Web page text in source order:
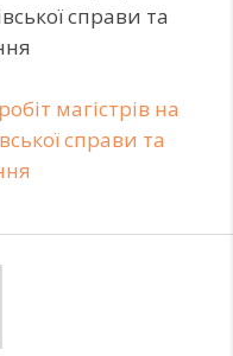
справи та
магістрів на
справи та